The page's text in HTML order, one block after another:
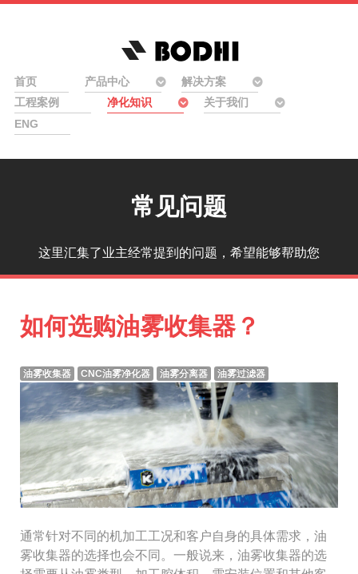
首页 产品中心
解决方案
工程案例
净化知识
关于我们
ENG
常见问题
这里汇集了业主经常提到的问题，希望能够帮助您
如何选购油雾收集器？
油雾收集器 CNC油雾净化器 油雾分离器 油雾过滤器
通常针对不同的机加工工况和客户自身的具体需求，油
雾收集器的选择也会不同。一般说来，油雾收集器的选